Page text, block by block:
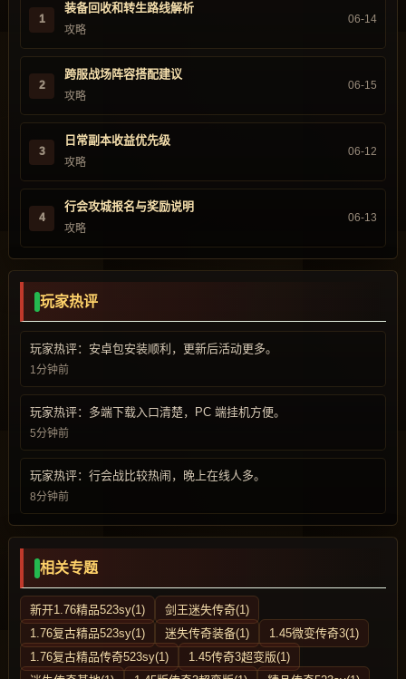
1
装备回收和转生路线解析
攻略
06-14
2
跨服战场阵容搭配建议
攻略
06-15
3
日常副本收益优先级
攻略
06-12
4
行会攻城报名与奖励说明
攻略
06-13
玩家热评
玩家热评：安卓包安装顺利，更新后活动更多。
1分钟前
玩家热评：多端下载入口清楚，PC 端挂机方便。
5分钟前
玩家热评：行会战比较热闹，晚上在线人多。
8分钟前
相关专题
新开1.76精品523sy(1)
剑王迷失传奇(1)
1.76复古精品523sy(1)
迷失传奇装备(1)
1.45微变传奇3(1)
1.76复古精品传奇523sy(1)
1.45传奇3超变版(1)